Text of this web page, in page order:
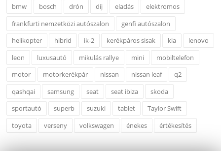
bmw
bosch drón díj eladás
elektromos
frankfurti nemzetközi autószalon
genfi autószalon
helikopter
hibrid ik-2 kerékpáros sisak kia
lenovo
leon
luxusautó mikulás rallye mini
mobiltelefon
motor
motorkerékpár nissan nissan leaf
q2
qashqai
samsung seat seat ibiza
skoda
sportautó
superb suzuki tablet
Taylor Swift
toyota
verseny volkswagen énekes értékesítés